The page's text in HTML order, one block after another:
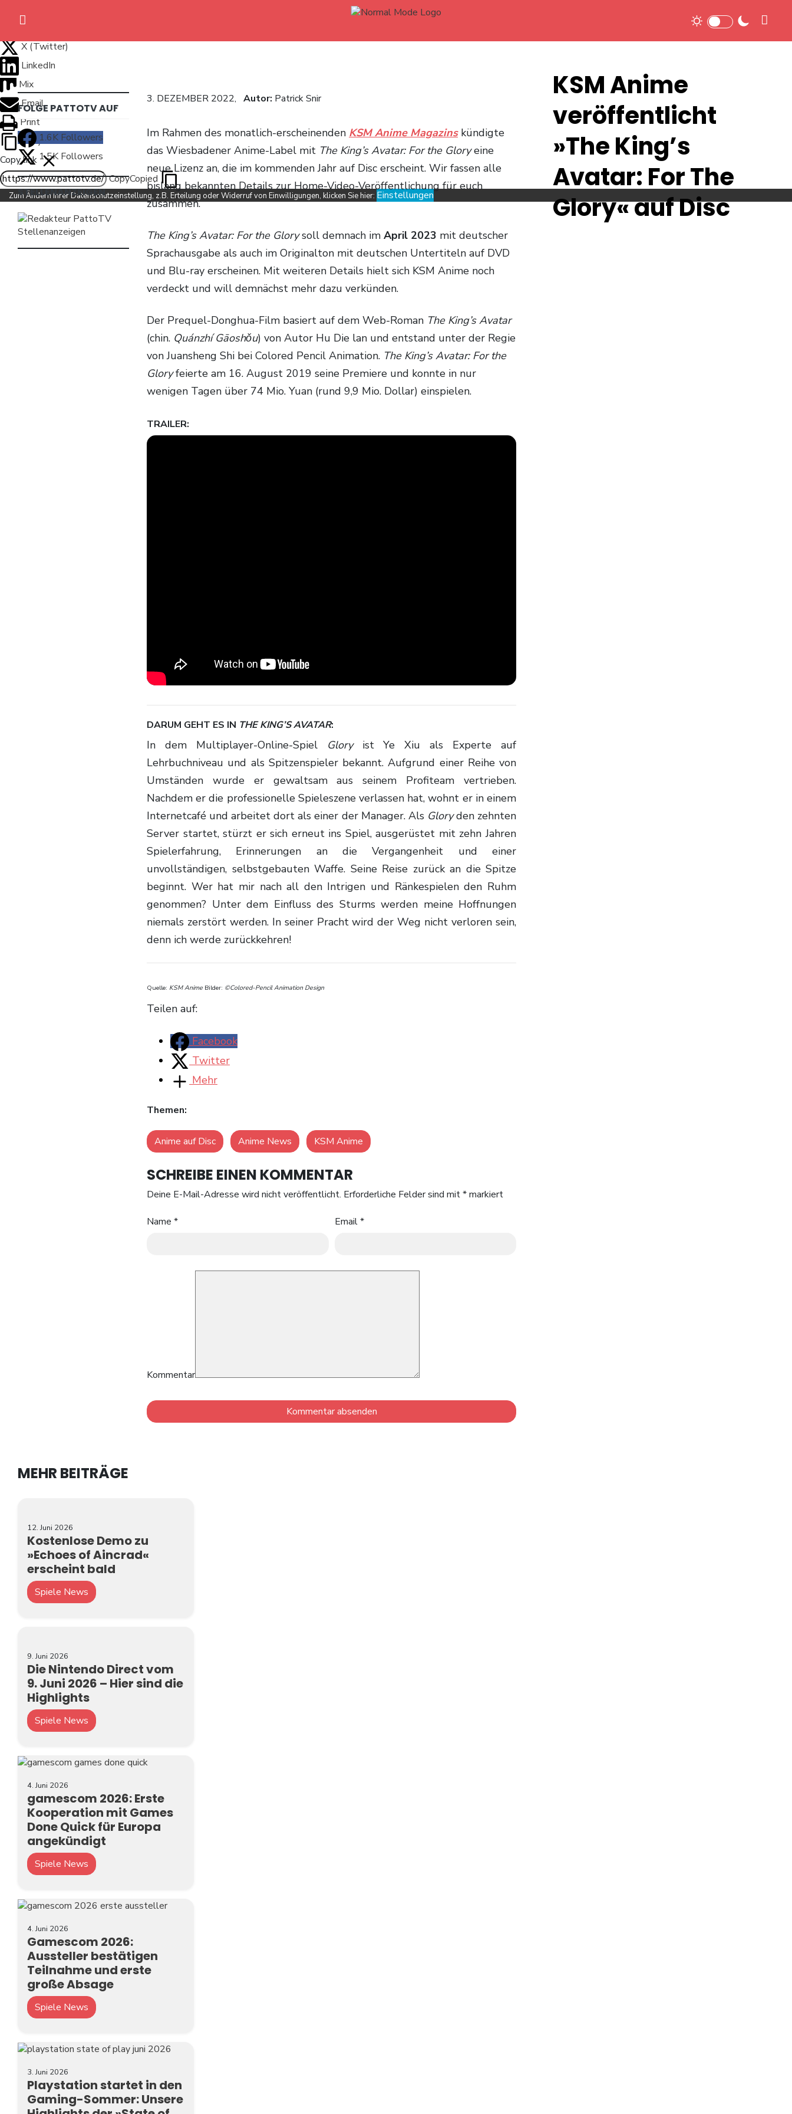
Home
Anime News
Spiele News
Reviews
Previews
Gaming-Eventkalender
TV-Programm
3. DEZEMBER 2022, Autor: Patrick Snir
Im Rahmen des monatlich-erscheinenden KSM Anime Magazinskündigte
das Wiesbadener Anime-Label mit The King’s Avatar: For the Gloryeine
neue Lizenz an, die im kommenden Jahr auf Disc erscheint. Wir fassen alle
bislang bekannten Details zur Home-Video-Veröffentlichung für euch
zusammen.
The King’s Avatar: For the Glorysoll demnach im April 2023 mit deutscher
Sprachausgabe als auch im Originalton mit deutschen Untertiteln auf DVD
und Blu-ray erscheinen. Mit weiteren Details hielt sich KSM Anime noch
verdeckt und will demnächst mehr dazu verkünden.
Der Prequel-Donghua-Film basiert auf dem Web-Roman The King’s Avatar
(chin. Quánzhí Gāoshǒu) von Autor Hu Die lan und entstand unter der Regie
von Juansheng Shi bei Colored Pencil Animation. The King’s Avatar: For the
Gloryfeierte am 16. August 2019 seine Premiere und konnte in nur
wenigen Tagen über 74 Mio. Yuan (rund 9,9 Mio. Dollar) einspielen.
TRAILER:
DARUM GEHT ES IN THE KING’S AVATAR:
In dem Multiplayer-Online-SpielGloryist Ye Xiu als Experte auf
Lehrbuchniveau und als Spitzenspieler bekannt. Aufgrund einer Reihe von
Umständen wurde er gewaltsam aus seinem Profiteam vertrieben.
Nachdem er die professionelle Spieleszene verlassen hat, wohnt er in einem
Internetcafé und arbeitet dort als einer der Manager. Als Gloryden zehnten
Server startet, stürzt er sich erneut ins Spiel, ausgerüstet mit zehn Jahren
Spielerfahrung, Erinnerungen an die Vergangenheit und einer
unvollständigen, selbstgebauten Waffe. Seine Reise zurück an die Spitze
beginnt. Wer hat mir nach all den Intrigen und Ränkespielen den Ruhm
genommen? Unter dem Einfluss des Sturms werden meine Hoffnungen
niemals zerstört werden. In seiner Pracht wird der Weg nicht verloren sein,
denn ich werde zurückkehren!
Quelle: KSM Anime Bilder: ©Colored-Pencil Animation Design
Teilen auf:
Facebook
Twitter
Mehr
Themen:
Anime auf Disc Anime News KSM Anime
SCHREIBE EINEN KOMMENTAR
Deine E-Mail-Adresse wird nicht veröffentlicht. Erforderliche Felder sind mit*markiert
Name * Email*
Kommentar
FOLGE PATTOTV AUF
1.6K Followers
1.5K Followers
STELLENANZEIGEN
KSM Anime
veröffentlicht
»The King’s
Avatar: For The
Glory« auf Disc
MEHR BEITRÄGE
12. Juni 2026
Kostenlose Demo zu
»Echoes of Aincrad«
erscheint bald
Spiele News
9. Juni 2026
Die Nintendo Direct vom
9. Juni 2026 – Hier sind die
Highlights
Spiele News
4. Juni 2026
gamescom 2026: Erste
Kooperation mit Games
Done Quick für Europa
angekündigt
Spiele News
4. Juni 2026
Gamescom 2026:
Aussteller bestätigen
Teilnahme und erste
große Absage
Spiele News
3. Juni 2026
Playstation startet in den
Gaming-Sommer: Unsere
Facebook
X (Twitter)
LinkedIn
Mix
Email
Print
Copy Link
Copy link
CopyCopied
Zum Ändern Ihrer Datenschutzeinstellung, z.B. Erteilung oder Widerruf von Einwilligungen, klicken Sie hier: Einstellungen